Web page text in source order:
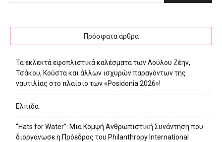
Πρόσφατα άρθρα
Τα εκλεκτά εφοπλιστικά καλέσματα των Λούλου Ζέην,
Τσάκου, Κούστα και άλλων ισχυρών παραγόντων της
ναυτιλίας στο πλαίσιο των «Posidonia 2026»!
Ελπιδα
“Hats for Water”: Μια Κομψή Ανθρωπιστική Συνάντηση που
διοργάνωσε η Πρόεδρος του Philanthropy International